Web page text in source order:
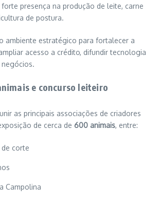
presença na produção de leite, carne
de postura.
ambiente estratégico para fortalecer a
acesso a crédito, difundir tecnologia
e concurso leiteiro
as principais associações de criadores
de cerca de 600 animais, entre:
corte
Campolina